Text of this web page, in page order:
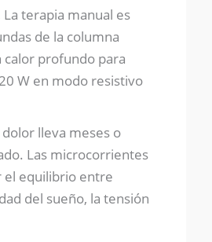
La terapia manual es
de la columna
calor profundo para
W en modo resistivo
dolor lleva meses o
Las microcorrientes
el equilibrio entre
del sueño, la tensión